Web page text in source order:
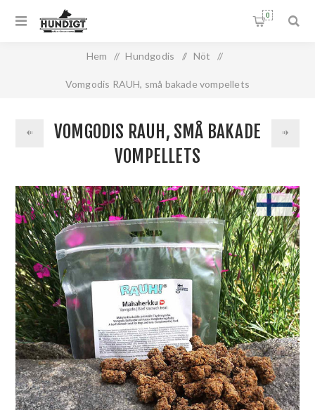
0
Hem / Hundgodis / Nöt /
Vomgodis RAUH, små bakade vompellets
VOMGODIS RAUH, SMÅ BAKADE
VOMPELLETS